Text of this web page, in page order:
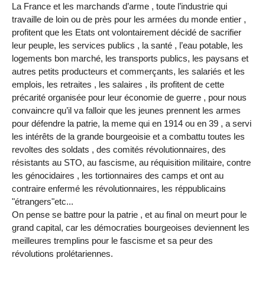
La France et les marchands d’arme , toute l’industrie qui
travaille de loin ou de près pour les armées du monde entier ,
profitent que les Etats ont volontairement décidé de sacrifier
leur peuple, les services publics , la santé , l’eau potable, les
logements bon marché, les transports publics, les paysans et
autres petits producteurs et commerçants, les salariés et les
emplois, les retraites , les salaires , ils profitent de cette
précarité organisée pour leur économie de guerre , pour nous
convaincre qu’il va falloir que les jeunes prennent les armes
pour défendre la patrie, la meme qui en 1914 ou en 39 , a servi
les intérêts de la grande bourgeoisie et a combattu toutes les
revoltes des soldats , des comités révolutionnaires, des
résistants au STO, au fascisme, au réquisition militaire, contre
les génocidaires , les tortionnaires des camps et ont au
contraire enfermé les révolutionnaires, les réppublicains
"étrangers"etc...
On pense se battre pour la patrie , et au final on meurt pour le
grand capital, car les démocraties bourgeoises deviennent les
meilleures tremplins pour le fascisme et sa peur des
révolutions prolétariennes.